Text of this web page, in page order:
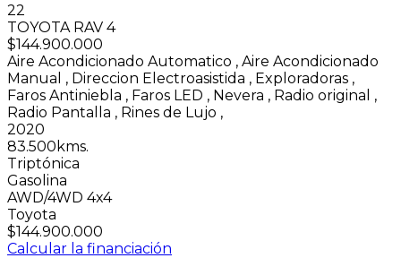
22
TOYOTA RAV 4
$144.900.000
Aire Acondicionado Automatico , Aire Acondicionado
Manual , Direccion Electroasistida , Exploradoras ,
Faros Antiniebla , Faros LED , Nevera , Radio original ,
Radio Pantalla , Rines de Lujo ,
2020
83.500kms.
Triptónica
Gasolina
AWD/4WD 4x4
Toyota
$144.900.000
Calcular la financiación